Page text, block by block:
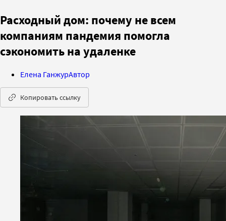
Расходный дом: почему не всем
компаниям пандемия помогла
сэкономить на удаленке
Елена ГанжурАвтор
Копировать ссылку